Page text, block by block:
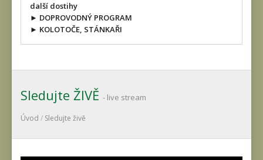
další dostihy
► DOPROVODNÝ PROGRAM
► KOLOTOČE, STÁNKAŘI
Sledujte ŽIVĚ - live stream
Úvod / Sledujte živě